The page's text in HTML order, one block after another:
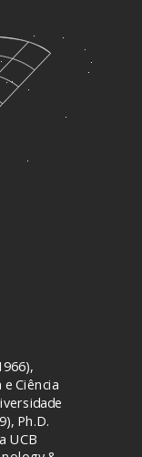
Ciência
Ph.D.
UCB